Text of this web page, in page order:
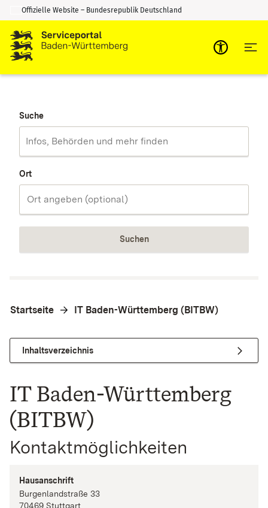
Zum Inhalt springen
Zur Suche springen
Offizielle Website – Bundesrepublik Deutschland
Suche
Ort
Suchen
Startseite IT Baden-Württemberg (BITBW)
Inhaltsverzeichnis
IT Baden-Württemberg
(BITBW)
Kontaktmöglichkeiten
Hausanschrift
Burgenlandstraße 33
70469 Stuttgart